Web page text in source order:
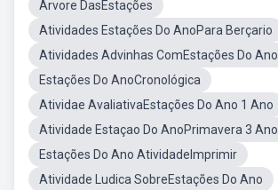
Árvore DasEstações
Atividades Estações Do AnoPara Berçario
Atividades Advinhas ComEstações Do Ano
Estações Do AnoCronológica
Atividae AvaliativaEstações Do Ano 1 Ano
Atividade Estaçao Do AnoPrimavera 3 Ano
Estações Do Ano AtividadeImprimir
Atividade Ludica SobreEstações Do Ano